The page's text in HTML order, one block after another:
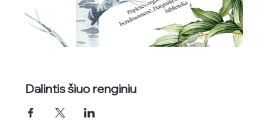
Dalintis šiuo renginiu